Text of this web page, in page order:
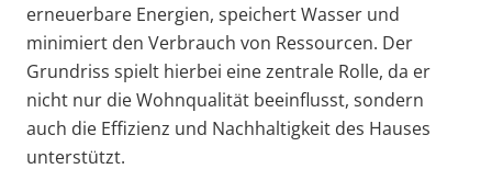
erneuerbare Energien, speichert Wasser und
minimiert den Verbrauch von Ressourcen. Der
Grundriss spielt hierbei eine zentrale Rolle, da er
nicht nur die Wohnqualität beeinflusst, sondern
auch die Effizienz und Nachhaltigkeit des Hauses
unterstützt.